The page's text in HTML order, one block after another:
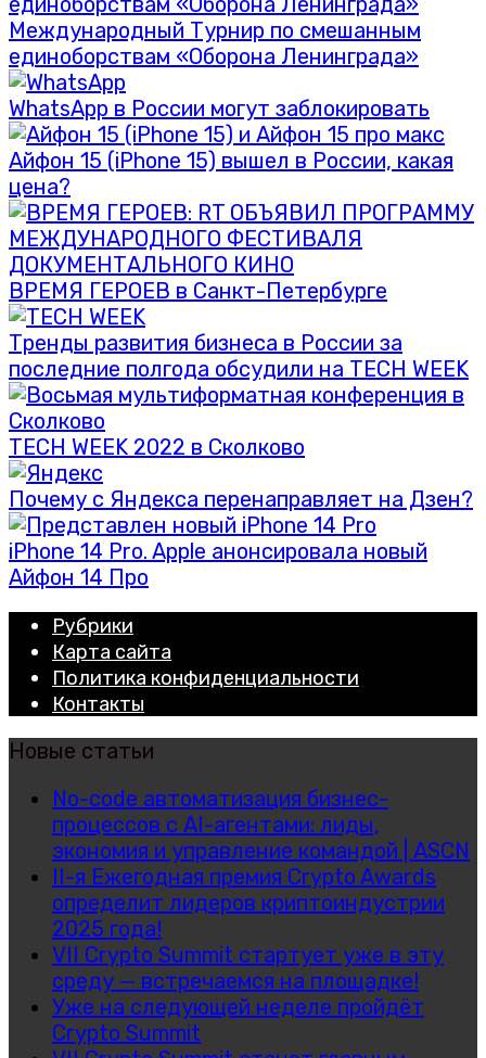
Международный Турнир по смешанным
единоборствам «Оборона Ленинграда»
WhatsApp в России могут заблокировать
Айфон 15 (iPhone 15) вышел в России, какая
цена?
ВРЕМЯ ГЕРОЕВ в Санкт-Петербурге
Тренды развития бизнеса в России за
последние полгода обсудили на TECH WEEK
TECH WEEK 2022 в Сколково
Почему с Яндекса перенаправляет на Дзен?
iPhone 14 Pro. Apple анонсировала новый
Айфон 14 Про
Рубрики
Карта сайта
Политика конфиденциальности
Контакты
Новые статьи
No-code автоматизация бизнес-
процессов с AI-агентами: лиды,
экономия и управление командой | ASCN
II-я Ежегодная премия Crypto Awards
определит лидеров криптоиндустрии
2025 года!
VII Crypto Summit стартует уже в эту
среду — встречаемся на площадке!
Уже на следующей неделе пройдёт
Crypto Summit